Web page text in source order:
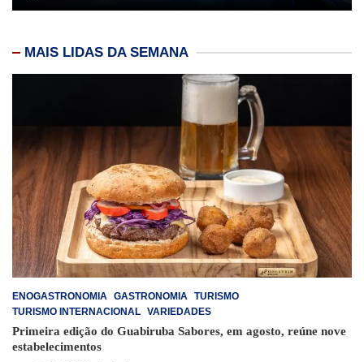
MAIS LIDAS DA SEMANA
ENOGASTRONOMIA GASTRONOMIA
TURISMO
TURISMO INTERNACIONAL VARIEDADES
Primeira edição do Guabiruba Sabores, em agosto, reúne nove
estabelecimentos